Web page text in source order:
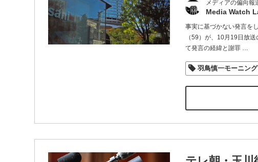
メディアの偏向報
Media Watch
事実に基づかない発言を
（59）が、10月19日放
て発言の経緯と謝罪…
羽鳥慎一モーニン